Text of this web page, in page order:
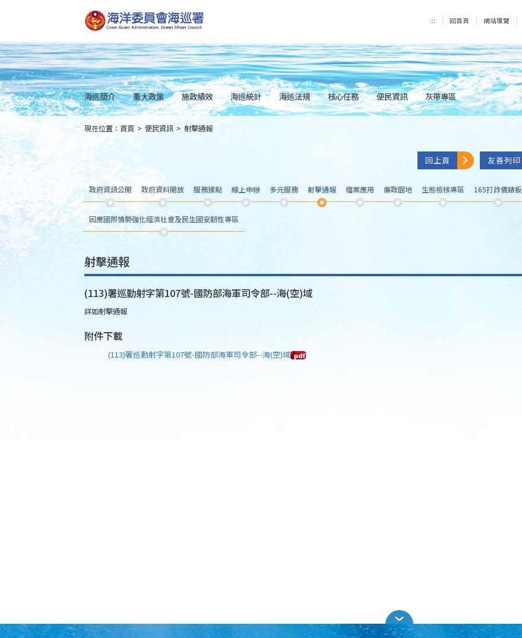
到
主
內
容
Skip
to
main
content
::: 回首頁 網站導覽
海巡簡介 重大政策 施政績效 海巡統計 海巡法規 核心任務 便民資訊 灰帶專區
::: 現在位置： 首頁 > 便民資訊 > 射擊通報
回上頁 友善列印
政府資訊公開 政府資料開放 服務據點 線上申辦 多元服務 射擊通報 檔案應用 廉政園地 生態檢核專區 165打詐儀錶板
因應國際情勢強化經濟社會及民生國安韌性專區
射擊通報
(113)署巡勤射字第107號-國防部海軍司令部--海(空)域
詳如射擊通報
附件下載
(113)署巡勤射字第107號-國防部海軍司令部--海(空)域